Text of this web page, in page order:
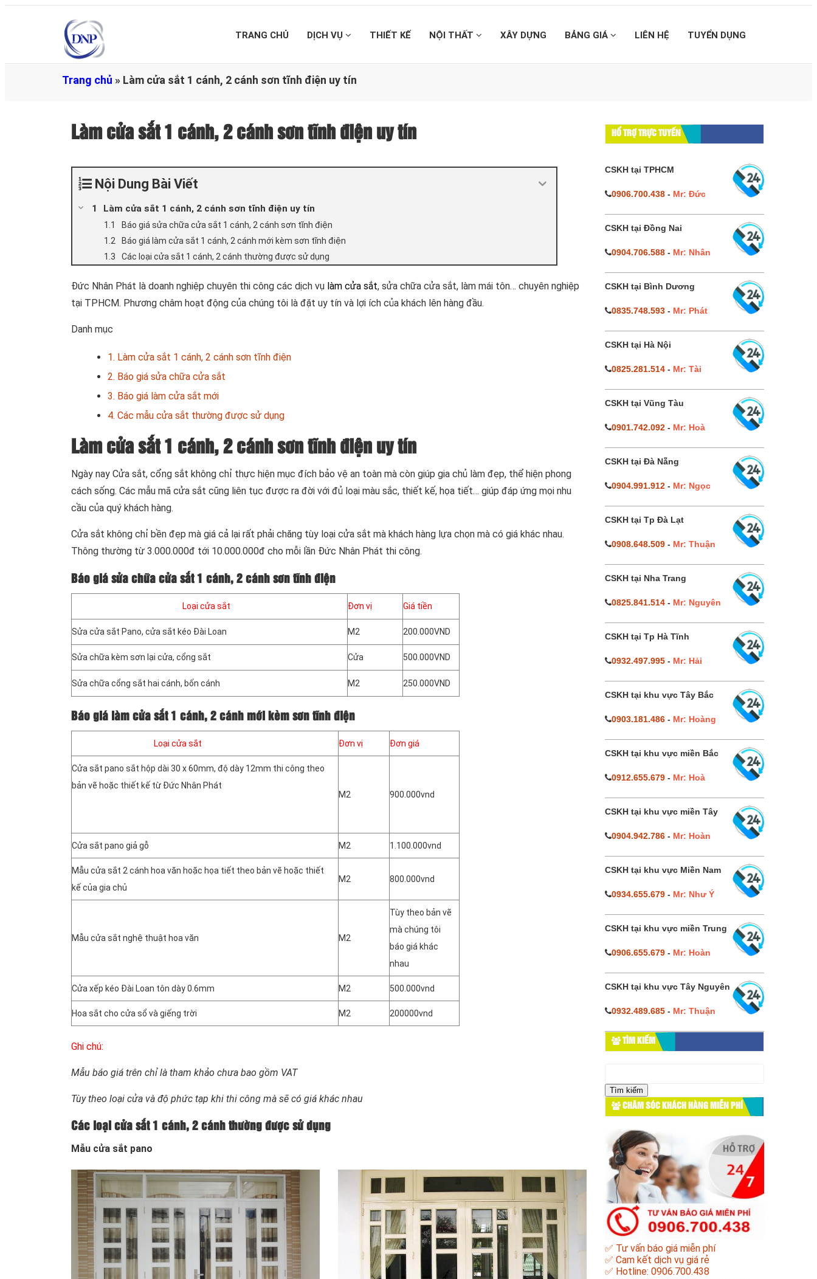
TRANG CHỦ DỊCH VỤ THIẾT KẾ NỘI THẤT XÂY DỰNG BẢNG GIÁ LIÊN HỆ TUYỂN DỤNG
Trang chủ » Làm cửa sắt 1 cánh, 2 cánh sơn tĩnh điện uy tín
Làm cửa sắt 1 cánh, 2 cánh sơn tĩnh điện uy tín
Nội Dung Bài Viết
Làm cửa sắt 1 cánh, 2 cánh sơn tĩnh điện uy tín
Báo giá sửa chữa cửa sắt 1 cánh, 2 cánh sơn tĩnh điện
Báo giá làm cửa sắt 1 cánh, 2 cánh mới kèm sơn tĩnh điện
Các loại cửa sắt 1 cánh, 2 cánh thường được sử dụng
Đức Nhân Phát là doanh nghiệp chuyên thi công các dịch vụ làm cửa sắt, sửa chữa cửa sắt, làm mái tôn… chuyên nghiệp
tại TPHCM. Phương châm hoạt động của chúng tôi là đặt uy tín và lợi ích của khách lên hàng đầu.
Danh mục
1. Làm cửa sắt 1 cánh, 2 cánh sơn tĩnh điện
2. Báo giá sửa chữa cửa sắt
3. Báo giá làm cửa sắt mới
4. Các mẫu cửa sắt thường được sử dụng
Làm cửa sắt 1 cánh, 2 cánh sơn tĩnh điện uy tín
Ngày nay Cửa sắt, cổng sắt không chỉ thực hiện mục đích bảo vệ an toàn mà còn giúp gia chủ làm đẹp, thể hiện phong
cách sống. Các mẫu mã cửa sắt cũng liên tục được ra đời với đủ loại màu sắc, thiết kế, họa tiết… giúp đáp ứng mọi nhu
cầu của quý khách hàng.
Cửa sắt không chỉ bền đẹp mà giá cả lại rất phải chăng tùy loại cửa sắt mà khách hàng lựa chọn mà có giá khác nhau.
Thông thường từ 3.000.000đ tới 10.000.000đ cho mỗi lần Đức Nhân Phát thi công.
Báo giá sửa chữa cửa sắt 1 cánh, 2 cánh sơn tĩnh điện
Loại cửa sắt Đơn vị Giá tiền
Sửa cửa sắt Pano, cửa sắt kéo Đài Loan M2 200.000VND
Sửa chữa kèm sơn lại cửa, cổng sắt Cửa 500.000VND
Sửa chữa cổng sắt hai cánh, bốn cánh M2 250.000VND
Báo giá làm cửa sắt 1 cánh, 2 cánh mới kèm sơn tĩnh điện
Loại cửa sắt Đơn vị Đơn giá
Cửa sắt pano sắt hộp dài 30 x 60mm, độ dày 12mm thi công theo
bản vẽ hoặc thiết kế từ Đức Nhân Phát
M2
900.000vnd
Cửa sắt pano giả gỗ M2 1.100.000vnd
Mẫu cửa sắt 2 cánh hoa văn hoặc họa tiết theo bản vẽ hoặc thiết
kế của gia chủ
M2 800.000vnd
Mẫu cửa sắt nghệ thuật hoa văn M2
Tùy theo bản vẽ
mà chúng tôi
báo giá khác
nhau
Cửa xếp kéo Đài Loan tôn dày 0.6mm M2 500.000vnd
Hoa sắt cho cửa sổ và giếng trời M2 200000vnd
Ghi chú:
Mẫu báo giá trên chỉ là tham khảo chưa bao gồm VAT
Tùy theo loại cửa và độ phức tạp khi thi công mà sẽ có giá khác nhau
Các loại cửa sắt 1 cánh, 2 cánh thường được sử dụng
Mẫu cửa sắt pano
HỔ TRỢ TRỰC TUYẾN
CSKH tại TPHCM
0906.700.438- Mr: Đức
CSKH tại Đồng Nai
0904.706.588- Mr: Nhân
CSKH tại Bình Dương
0835.748.593- Mr: Phát
CSKH tại Hà Nội
0825.281.514- Mr: Tài
CSKH tại Vũng Tàu
0901.742.092- Mr: Hoà
CSKH tại Đà Nẵng
0904.991.912- Mr: Ngọc
CSKH tại Tp Đà Lạt
0908.648.509- Mr: Thuận
CSKH tại Nha Trang
0825.841.514- Mr: Nguyên
CSKH tại Tp Hà Tĩnh
0932.497.995- Mr: Hải
CSKH tại khu vực Tây Bắc
0903.181.486- Mr: Hoàng
CSKH tại khu vực miền Bắc
0912.655.679- Mr: Hoà
CSKH tại khu vực miền Tây
0904.942.786- Mr: Hoàn
CSKH tại khu vực Miền Nam
0934.655.679- Mr: Như Ý
CSKH tại khu vực miền Trung
0906.655.679- Mr: Hoàn
CSKH tại khu vực Tây Nguyên
0932.489.685- Mr: Thuận
TÌM KIẾM
cho:
CHĂM SÓC KHÁCH HÀNG MIỄN PHÍ
✅ Tư vấn báo giá miễn phí
✅ Cam kết dịch vụ giá rẻ
✅ Hotline: 0906.700.438